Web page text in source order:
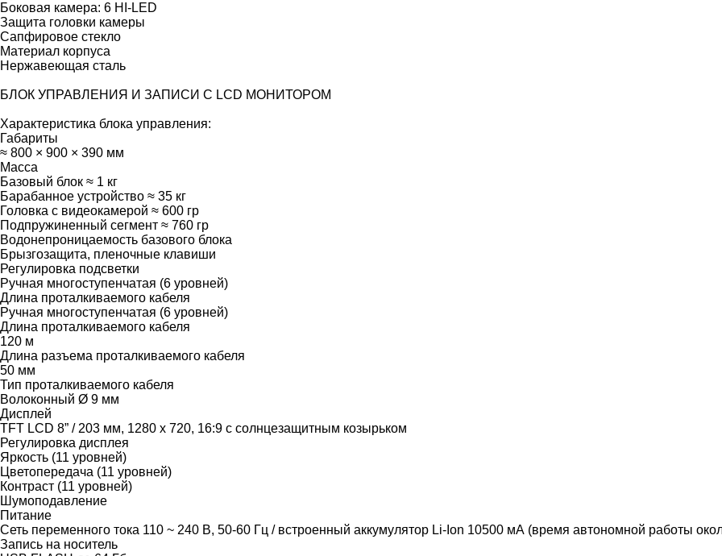
Боковая камера: 6 HI-LED
Защита головки камеры
Сапфировое стекло
Материал корпуса
Нержавеющая сталь
БЛОК УПРАВЛЕНИЯ И ЗАПИСИ С LCD МОНИТОРОМ
Характеристика блока управления:
Габариты
≈ 800 × 900 × 390 мм
Масса
Базовый блок ≈ 1 кг
Барабанное устройство ≈ 35 кг
Головка с видеокамерой ≈ 600 гр
Подпружиненный сегмент ≈ 760 гр
Водонепроницаемость базового блока
Брызгозащита, пленочные клавиши
Регулировка подсветки
Ручная многоступенчатая (6 уровней)
Длина проталкиваемого кабеля
Ручная многоступенчатая (6 уровней)
Длина проталкиваемого кабеля
120 м
Длина разъема проталкиваемого кабеля
50 мм
Тип проталкиваемого кабеля
Волоконный Ø 9 мм
Дисплей
TFT LCD 8” / 203 мм, 1280 х 720, 16:9 с солнцезащитным козырьком
Регулировка дисплея
Яркость (11 уровней)
Цветопередача (11 уровней)
Контраст (11 уровней)
Шумоподавление
Питание
Сеть переменного тока 110 ~ 240 В, 50-60 Гц / встроенный аккумулятор Li-Ion 10500 мА (время автономной работы
Запись на носитель